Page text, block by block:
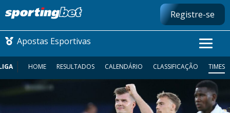
Registre-se
Apostas Esportivas
CONMEBOL LIBERTADORES
HOME RESULTADOS CALENDÁRIO CLASSIFICAÇÃO TIMES